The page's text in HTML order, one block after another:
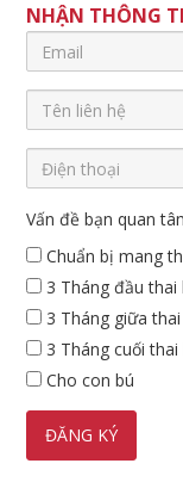
NHẬN THÔNG
Vấn đề bạn quan
Chuẩn bị mang
3 Tháng đầu thai
3 Tháng giữa
3 Tháng cuối thai
Cho con bú